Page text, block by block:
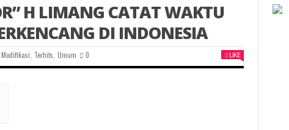
H LIMANG CATAT WAKTU
DI INDONESIA
Modifikasi Terhits Umum 0 LIKE